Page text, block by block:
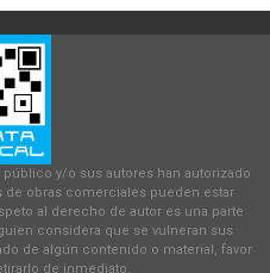
y/o sus autores han autorizado
obras comerciales pueden estar
al derecho de autor es una parte
considera que se vulneran sus
de algún contenido o material, favor
de inmediato.